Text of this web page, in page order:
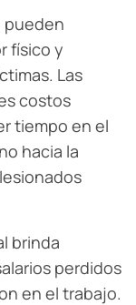
pueden
físico y
Las
costos
tiempo en el
hacia la
brinda
perdidos
en el trabajo.